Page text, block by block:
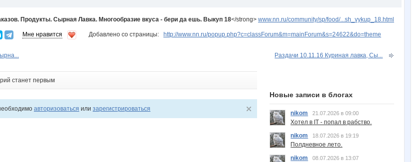
Продукты. Сырная Лавка. Многообразие вкуса - бери да ешь. Выкуп 18</strong> www.nn.ru/community/sp/food/...sh_vykup_18.html
Мне нравится Добавлено со страницы: http://www.nn.ru/popup.php?c=classForum&m=mainForum&s=24622&do=theme
Раздачи 10.11.16 Куриная лавка, Сы...
станет первым
авторизоваться или зарегистрироваться
Новые записи в блогах
nikom 21.07.2026 в 09:00
Хотел в IT - попал в рабство.
nikom
18.07.2026 в 19:19
Полдневное лето.
nikom
08.07.2026 в 13:07